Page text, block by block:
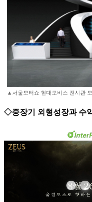
▲서울모터쇼 현대모비스 전시관
◇중장기 외형성장과 수